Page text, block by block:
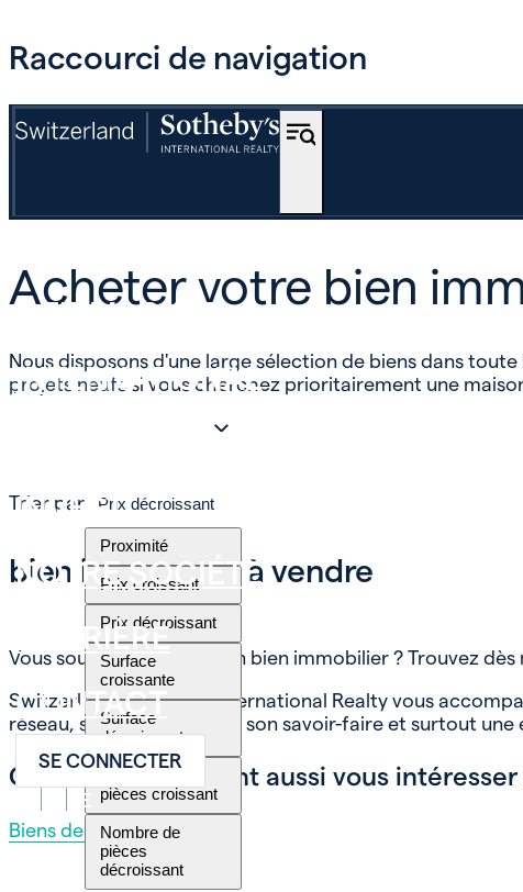
Raccourci de navigation
OFF-MARKET
INTERNATIONAL
ESTIMER ET VENDRE
INVEST
NOTRE SOCIÉTÉ
CARRIÈRE
CONTACT
SE CONNECTER
DE
Acheter votre bien
Nous disposons d'une large sélection de biens dans
projets neufs si vous cherchez prioritairement une
Trier par Prix décroissant
Proximité
Prix croissant
Prix décroissant
Surface
croissante
Surface
décroissante
pièces croissant
Nombre de
pièces
décroissant
bien immobilier à vendre
Vous souhaitez acheter un bien immobilier ? Trouvez
Switzerland Sotheby’s International Realty vous
réseau, ses compétences, son savoir-faire et surtout
Ces thèmes peuvent aussi vous intéresser
Biens de Prestige